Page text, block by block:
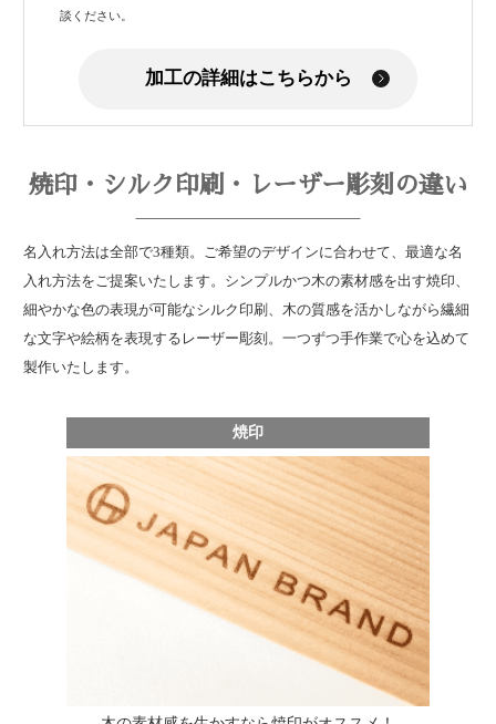
談ください。
加工の詳細はこちらから
焼印・シルク印刷・レーザー彫刻の違い
名入れ方法は全部で3種類。ご希望のデザインに合わせて、最適な名
入れ方法をご提案いたします。シンプルかつ木の素材感を出す焼印、
細やかな色の表現が可能なシルク印刷、木の質感を活かしながら繊細
な文字や絵柄を表現するレーザー彫刻。一つずつ手作業で心を込めて
製作いたします。
焼印